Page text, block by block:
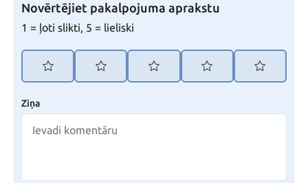
Novērtējiet pakalpojuma aprakstu
1 = ļoti slikti, 5 = lieliski
Ziņa